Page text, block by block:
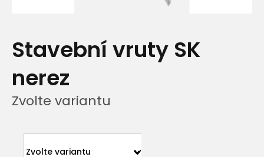
Stavební vruty SK
nerez
Zvolte variantu